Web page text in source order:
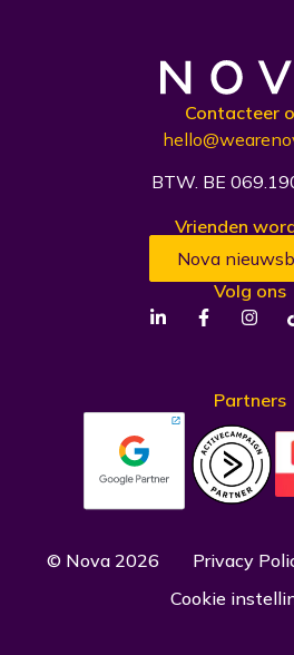
Contacteer
BTW. BE
Vrienden
Nova
Volg ons
Partners
© Nova 2026 Privacy
Cookie